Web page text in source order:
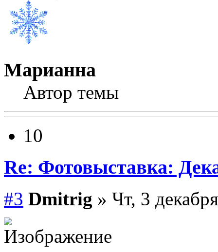
Марианна
Автор темы
10
Re: Фотовыставка:
#3 Dmitrig » Чт, 3